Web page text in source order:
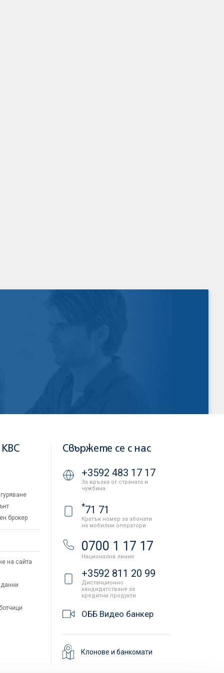
брокер
на сайта
Свържете се с нас
+3592 483 17 17
За връзка от страната и
чужбина
*71 71
Кратък номер за абонати
на мобилни оператори
0700 1 17 17
Национална линия
+3592 811 20 99
Дистанционно
кандидатстване за
кредитни продукти
ОББ Видео банкер
Клонове и банкомати